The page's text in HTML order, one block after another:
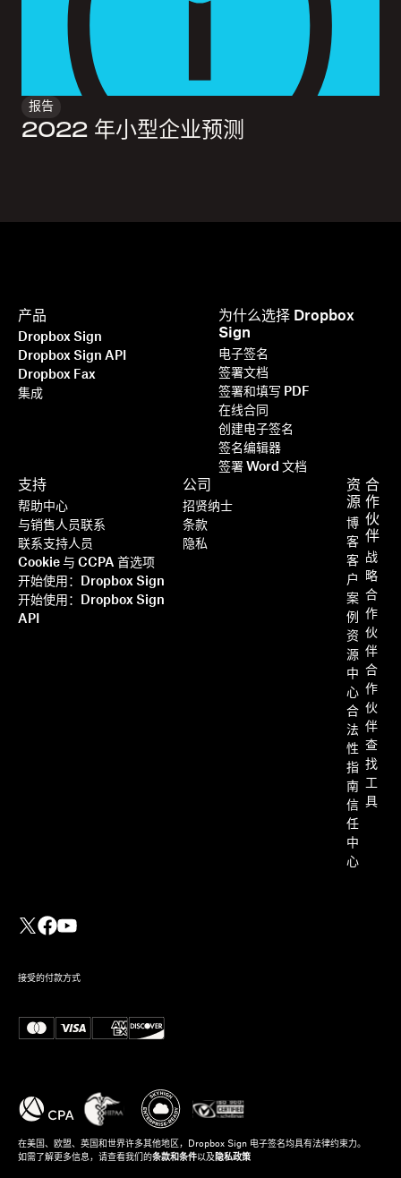
报告
2022 年小型企业预测
产品
Dropbox Sign
Dropbox Sign API
Dropbox Fax
集成
为什么选择 Dropbox
Sign
电子签名
签署文档
签署和填写 PDF
在线合同
创建电子签名
签名编辑器
签署 Word 文档
支持
帮助中心
与销售人员联系
联系支持人员
Cookie 与 CCPA 首选项
开始使用：Dropbox Sign
开始使用：Dropbox Sign
API
资
源
博
客
客
户
案
例
资
源
中
心
合
法
性
指
南
信
任
中
心
合
作
伙
伴
战
略
合
作
伙
伴
合
作
伙
伴
查
找
工
具
公司
招贤纳士
条款
隐私
接受的付款方式
在美国、欧盟、英国和世界许多其他地区，Dropbox Sign 电子签名均具有法律约束力。
如需了解更多信息，请查看我们的条款和条件以及 隐私政策